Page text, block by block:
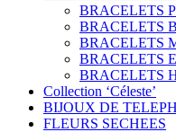
BRACELETS
BRACELETS
BRACELETS
BRACELETS
BRACELETS
Collection ‘Céleste’
BIJOUX DE
FLEURS SECHEES